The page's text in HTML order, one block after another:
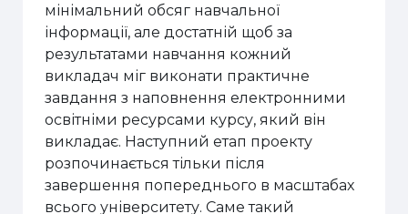
мінімальний обсяг навчальної
інформації, але достатній щоб за
результатами навчання кожний
викладач міг виконати практичне
завдання з наповнення електронними
освітніми ресурсами курсу, який він
викладає. Наступний етап проекту
розпочинається тільки після
завершення попереднього в масштабах
всього університету. Саме такий